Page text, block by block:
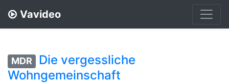
Vavideo
MDR
Die vergessliche
Wohngemeinschaft